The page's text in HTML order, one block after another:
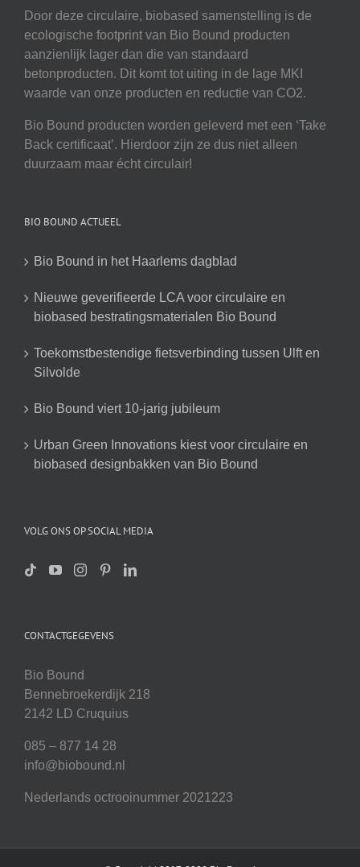
Door deze circulaire, biobased samenstelling is de
ecologische footprint van Bio Bound producten
aanzienlijk lager dan die van standaard
betonproducten. Dit komt tot uiting in de lage MKI
waarde van onze producten en reductie van CO2.
Bio Bound producten worden geleverd met een ‘Take
Back certificaat’. Hierdoor zijn ze dus niet alleen
duurzaam maar écht circulair!
BIO BOUND ACTUEEL
Bio Bound in het Haarlems dagblad
Nieuwe geverifieerde LCA voor circulaire en
biobased bestratingsmaterialen Bio Bound
Toekomstbestendige fietsverbinding tussen Ulft en
Silvolde
Bio Bound viert 10-jarig jubileum
Urban Green Innovations kiest voor circulaire en
biobased designbakken van Bio Bound
VOLG ONS OP SOCIAL MEDIA
CONTACTGEGEVENS
Bio Bound
Bennebroekerdijk 218
2142 LD Cruquius
085 – 877 14 28
info@biobound.nl
Nederlands octrooinummer 2021223